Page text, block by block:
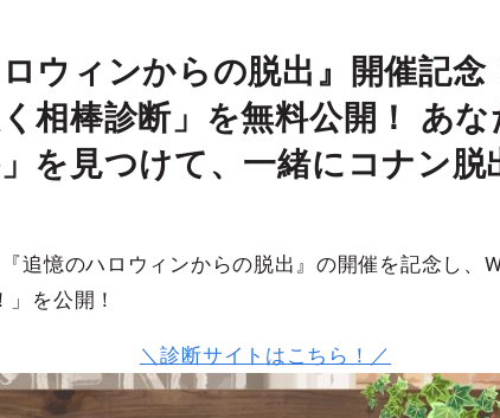
ウィンからの脱出』開催記
相棒診断」を無料公開！ あ
を見つけて、一緒にコナン脱
追憶のハロウィンからの脱出』の開催を記念し、
を公開！
＼診断サイトはこちら！／